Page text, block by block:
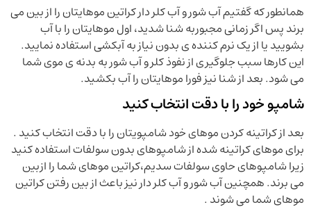
همانطور که گفتیم آب شور و آب کلر دار کراتین موهایتان را از بین می
برند پس اگر زمانی مجبوربه شنا شدید، اول موهایتان را با آب
بشویید یا از یک نرم کننده ی بدون نیاز به آبکشی استفاده نمایید.
این کارها سبب جلوگیری از نفوذ کلر و آب شور به بدنه ی موی شما
می شود. بعد از شنا نیز فورا موهایتان را آب بکشید.
شامپو خود را با دقت انتخاب کنید
بعد از کراتینه کردن موهای خود شامپویتان را با دقت انتخاب کنید .
برای موهای کراتینه شده از شامپوهای بدون سولفات استفاده کنید
زیرا شامپوهای حاوی سولفات سدیم،کراتین موهای شما را ازبین
می برند. همچنین آب شور و آب کلر دار نیز باعث از بین رفتن کراتین
موهای شما می شوند .